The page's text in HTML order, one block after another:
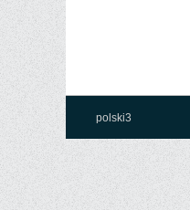
polski3